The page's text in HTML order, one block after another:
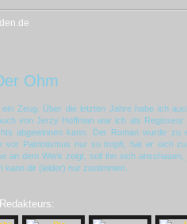
Ohm
Zeug. Über die letzten Jahre habe ich
von Jerzy Hoffman war ich als Regisseur
abgewinnen kann. Der Roman wurde zu
vor Patriotismus nur so tropft, hat er sich
an dem Werk zeigt, soll ihn sich
kann dir (leider) nur zustimmen.